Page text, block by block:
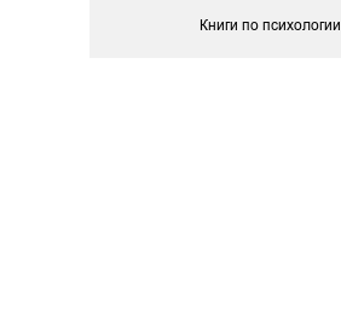
Книги по психологии